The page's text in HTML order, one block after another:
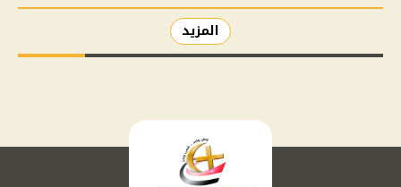
المزيد